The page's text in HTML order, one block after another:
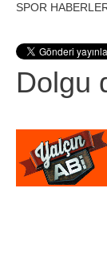
SPOR
Dolgu